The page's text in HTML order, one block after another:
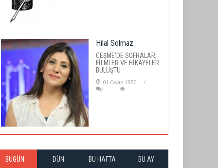
Hilal Solmaz
ÇEŞME'DE SOFRALAR,
FİLMLER VE HİKÂYELER
BULUŞTU
01 Ocak 1970
BUGÜN DÜN BU HAFTA BU AY